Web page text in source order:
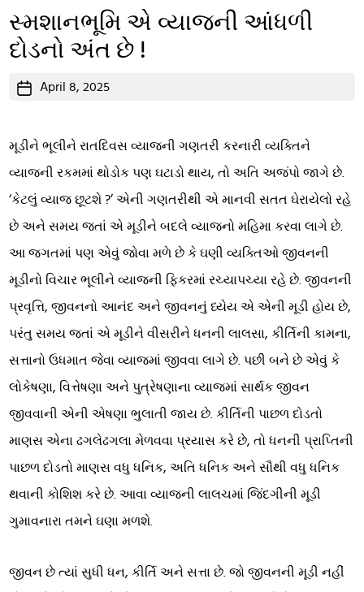
સ્મશાનભૂમિ એ વ્યાજની આંધળી
દોડનો અંત છે !
PostApril 8, 2025
મૂડીને ભૂલીને રાતદિવસ વ્યાજની ગણતરી કરનારી વ્યક્તિને
વ્યાજની રકમમાં થોડોક પણ ઘટાડો થાય, તો અતિ અજંપો જાગે છે.
‘કેટલું વ્યાજ છૂટશે ?’ એની ગણતરીથી એ માનવી સતત ઘેરાયેલો રહે
છે અને સમય જતાં એ મૂડીને બદલે વ્યાજનો મહિમા કરવા લાગે છે.
આ જગતમાં પણ એવું જોવા મળે છે કે ઘણી વ્યક્તિઓ જીવનની
મૂડીનો વિચાર ભૂલીને વ્યાજની ફિકરમાં રચ્યાપચ્યા રહે છે. જીવનની
પ્રવૃત્તિ, જીવનનો આનંદ અને જીવનનું ધ્યેય એ એની મૂડી હોય છે,
પરંતુ સમય જતાં એ મૂડીને વીસરીને ધનની લાલસા, કીર્તિની કામના,
સત્તાનો ઉધમાત જેવા વ્યાજમાં જીવવા લાગે છે. પછી બને છે એવું કે
લોકેષણા, વિત્તેષણા અને પુત્રેષણાના વ્યાજમાં સાર્થક જીવન
જીવવાની એની એષણા ભુલાતી જાય છે. કીર્તિની પાછળ દોડતો
માણસ એના ઢગલેઢગલા મેળવવા પ્રયાસ કરે છે, તો ધનની પ્રાપ્તિની
પાછળ દોડતો માણસ વધુ ધનિક, અતિ ધનિક અને સૌથી વધુ ધનિક
થવાની કોશિશ કરે છે. આવા વ્યાજની લાલચમાં જિંદગીની મૂડી
ગુમાવનારા તમને ઘણા મળશે.
જીવન છે ત્યાં સુધી ધન, કીર્તિ અને સત્તા છે. જો જીવનની મૂડી નહીં